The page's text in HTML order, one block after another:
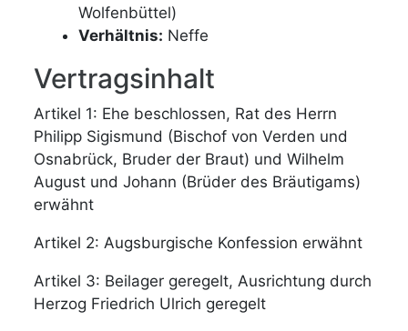
Wolfenbüttel)
Verhältnis: Neffe
Vertragsinhalt
Artikel 1: Ehe beschlossen, Rat des Herrn
Philipp Sigismund (Bischof von Verden und
Osnabrück, Bruder der Braut) und Wilhelm
August und Johann (Brüder des Bräutigams)
erwähnt
Artikel 2: Augsburgische Konfession erwähnt
Artikel 3: Beilager geregelt, Ausrichtung durch
Herzog Friedrich Ulrich geregelt